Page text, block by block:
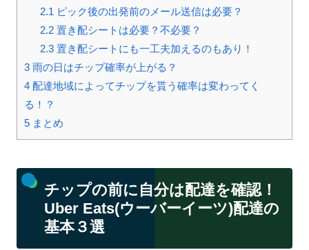
2.1ピック後の出発前のメール送信は必要？
2.2置き配シートは必要？不必要？
2.3置き配シートにも一工夫加えるのもあり！
3 雨の日はチップ確率が上がる？
4 配達地域によってチップを貰う確率は変わってく
る！？
5 まとめ
チップの前に自分は配達を確認！
Uber Eats(ウーバーイーツ)配達の
基本３選